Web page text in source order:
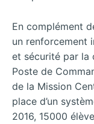
En complément
un renforcement
et sécurité par la
Poste de
de la Mission
place d’un
2016, 15000